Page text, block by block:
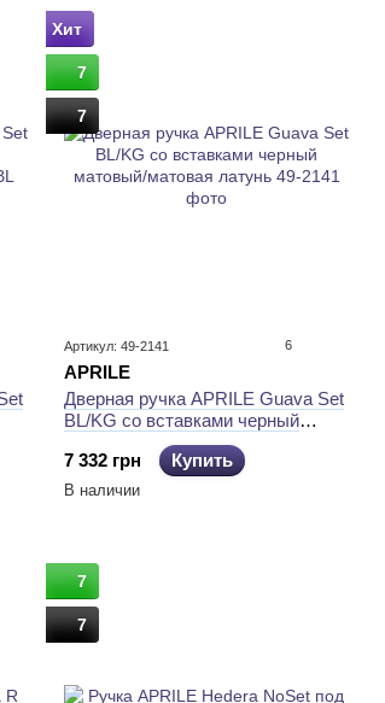
Хит
7
7
Артикул: 49-2141 6
APRILE
Дверная ручка APRILE Guava Set
BL/KG со вставками черный
матовый/матовая латунь
7 332 грн
Купить
В наличии
7
7